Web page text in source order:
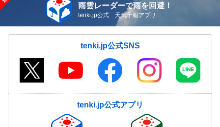
雨雲レーダーで雨を回避！
tenki.jp公式 天気予報アプリ
tenki.jp公式SNS
tenki.jp公式アプリ